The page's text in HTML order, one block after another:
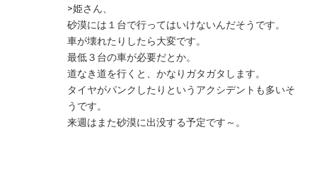
>姫さん、
砂漠には１台で行ってはいけないんだそうです。
車が壊れたりしたら大変です。
最低３台の車が必要だとか。
道なき道を行くと、かなりガタガタします。
タイヤがパンクしたりというアクシデントも多いそ
うです。
来週はまた砂漠に出没する予定です～。